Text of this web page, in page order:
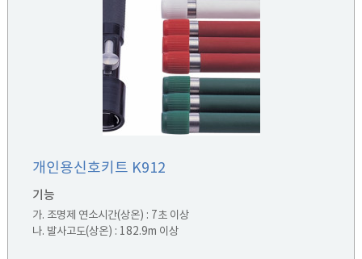
개인용신호키트 K912
기능
가. 조명제 연소시간(상온) : 7초 이상
나. 발사고도(상온) : 182.9m 이상